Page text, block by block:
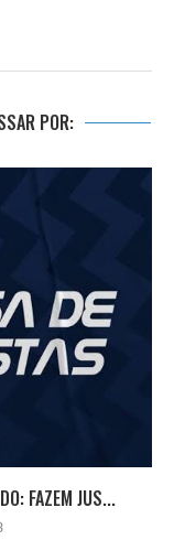
POR:
FAZEM JUS...